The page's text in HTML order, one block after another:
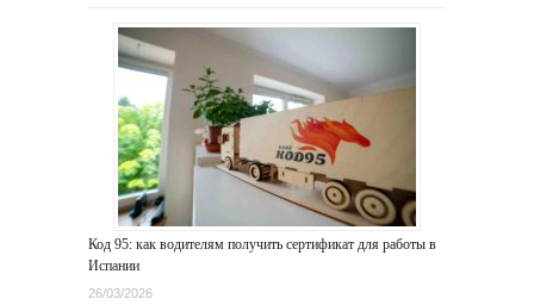
Код 95: как водителям получить сертификат для работы в
Испании
26/03/2026